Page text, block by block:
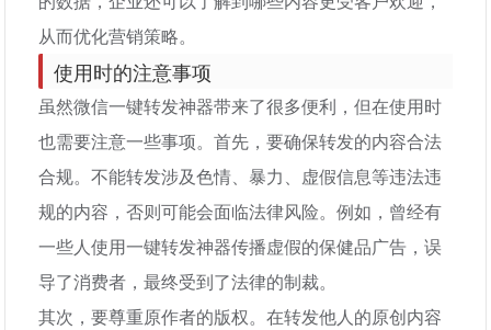
从而优化营销策略。
使用时的注意事项
虽然微信一键转发神器带来了很多便利，但在使用时
也需要注意一些事项。首先，要确保转发的内容合法
合规。不能转发涉及色情、暴力、虚假信息等违法违
规的内容，否则可能会面临法律风险。例如，曾经有
一些人使用一键转发神器传播虚假的保健品广告，误
导了消费者，最终受到了法律的制裁。
其次，要尊重原作者的版权。在转发他人的原创内容